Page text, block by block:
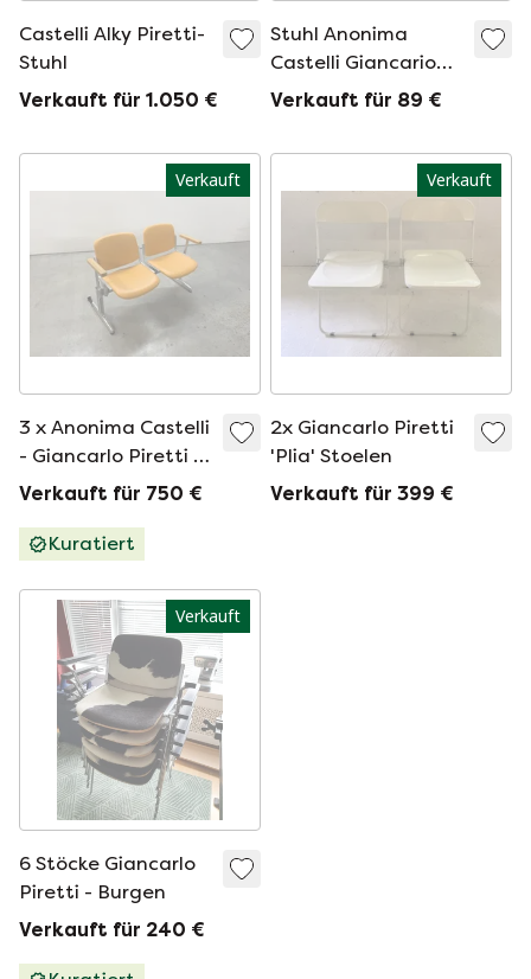
Castelli Alky Piretti-
Stuhl
Verkauft für 1.050 €
Stuhl Anonima
Castelli Giancario
Piretti
Verkauft für 89 €
Verkauft
3 x Anonima Castelli
- Giancarlo Piretti -
Bank Axis 3000 - 1, 2
Verkauft für 750 €
Kuratiert
Verkauft
2x Giancarlo Piretti
'Plia' Stoelen
Verkauft für 399 €
Verkauft
6 Stöcke Giancarlo
Piretti - Burgen
Verkauft für 240 €